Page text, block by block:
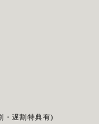
・遅割特典有)